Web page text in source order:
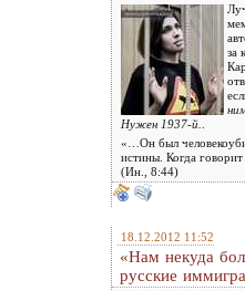
за
Нужен 1937-й.
«…Он был
истины. Когда
(Ин., 8:44)
18.12.2012 11:52
«Нам некуда
русские